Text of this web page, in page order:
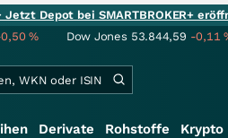
Jetzt Depot bei SMARTBROKER+
% Dow Jones 53.844,59 -0,11
Derivate Rohstoffe Krypto